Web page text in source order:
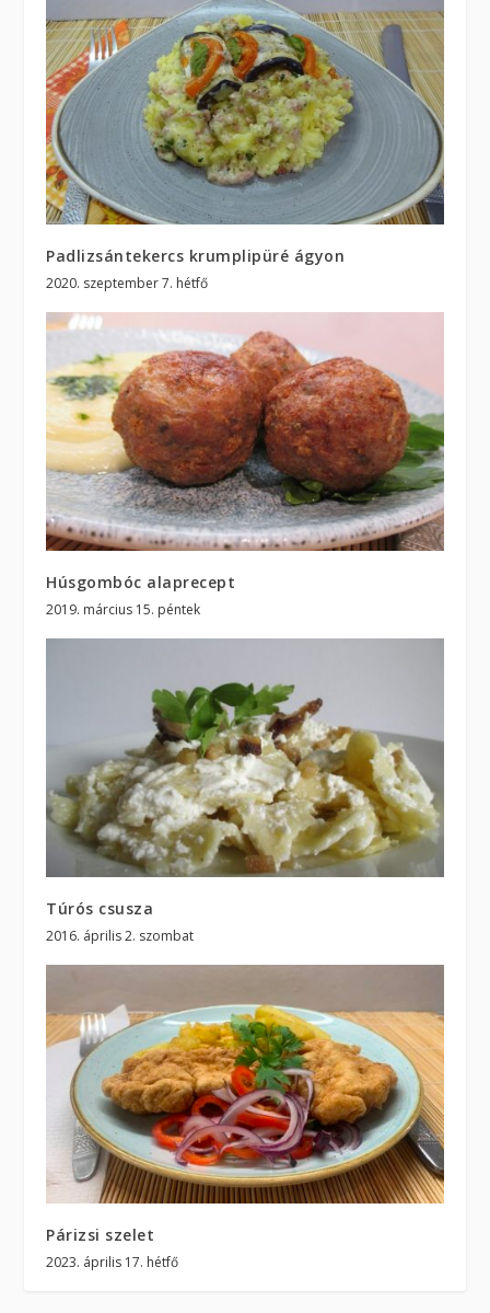
Padlizsántekercs krumplipüré ágyon
2020. szeptember 7. hétfő
Húsgombóc alaprecept
2019. március 15. péntek
Túrós csusza
2016. április 2. szombat
Párizsi szelet
2023. április 17. hétfő